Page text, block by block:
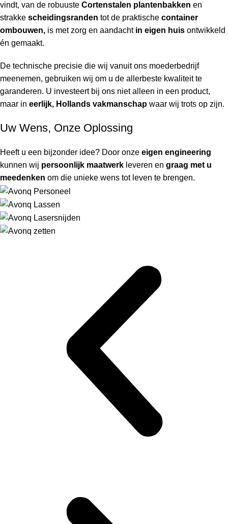
vindt, van de robuuste Cortenstalen plantenbakken en
strakke scheidingsranden tot de praktische container
ombouwen, is met zorg en aandacht in eigen huis ontwikkeld
én gemaakt.
De technische precisie die wij vanuit ons moederbedrijf
meenemen, gebruiken wij om u de allerbeste kwaliteit te
garanderen. U investeert bij ons niet alleen in een product,
maar in eerlijk, Hollands vakmanschap waar wij trots op zijn.
Uw Wens, Onze Oplossing
Heeft u een bijzonder idee? Door onze eigen engineering
kunnen wij persoonlijk maatwerk leveren en graag met u
meedenken om die unieke wens tot leven te brengen.